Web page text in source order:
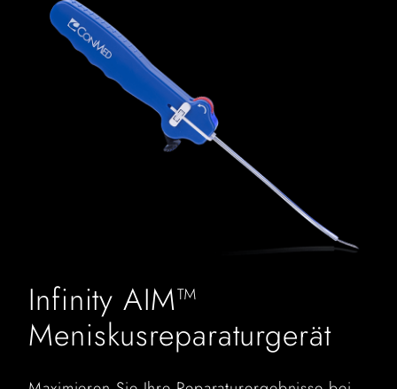
Infinity AIM™
Meniskusreparaturgerät